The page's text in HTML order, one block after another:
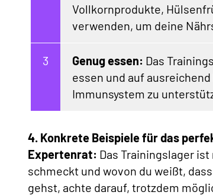
Vollkornprodukte,
verwenden, um deine
Genug essen: Das
essen und auf
Immunsystem zu
4. Konkrete Beispiele für das
Expertenrat: Das Trainingslager
schmeckt und wovon du weißt,
gehst, achte darauf, trotzdem